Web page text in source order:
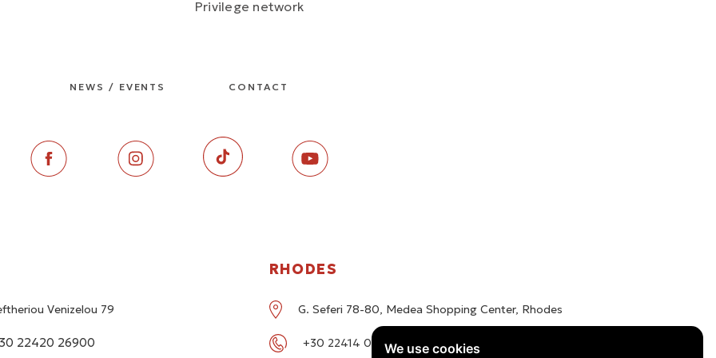
We use cookies
Privilege network
NEWS / EVENTS CONTACT
Venizelou 79
22420 26900
RHODES
G. Seferi 78-80, Medea Shopping Center, Rhodes
+30 22414 01016 / +30 22410 62488